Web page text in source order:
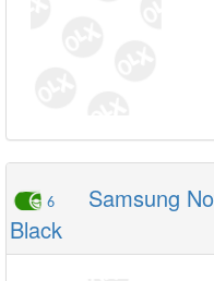
6
Samsung
Black